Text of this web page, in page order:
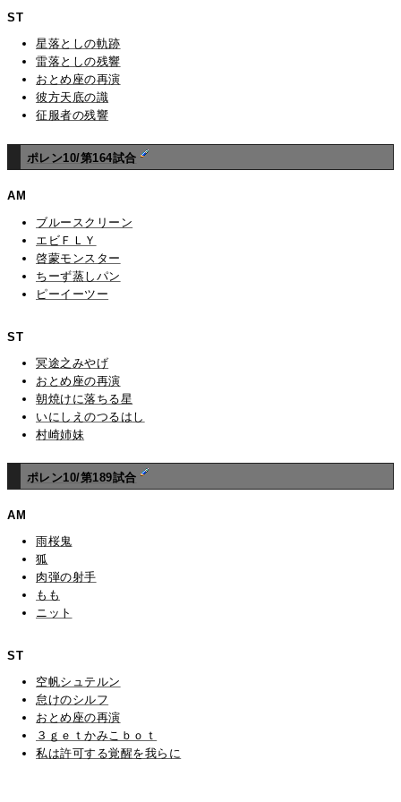
ST
星落としの軌跡
雷落としの残響
おとめ座の再演
彼方天底の識
征服者の残響
ポレン10/第164試合
AM
ブルースクリーン
エビＦＬＹ
啓蒙モンスター
ちーず蒸しパン
ピーイーツー
ST
冥途之みやげ
おとめ座の再演
朝焼けに落ちる星
いにしえのつるはし
村崎姉妹
ポレン10/第189試合
AM
雨桜鬼
狐
肉弾の射手
もも
ニット
ST
空帆シュテルン
怠けのシルフ
おとめ座の再演
３ｇｅｔかみこｂｏｔ
私は許可する覚醒を我らに